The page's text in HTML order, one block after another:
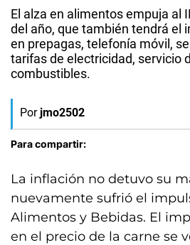
El alza en alimentos empuja al
del año, que también tendrá el
en prepagas, telefonía móvil,
tarifas de electricidad, servicio
combustibles.
Por jmo2502
Para compartir:
La inflación no detuvo su
nuevamente sufrió el
Alimentos y Bebidas. El
en el precio de la carne se